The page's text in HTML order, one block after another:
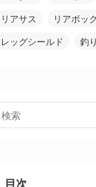
リアサス
リアボッ
レッグシールド
釣り
目次